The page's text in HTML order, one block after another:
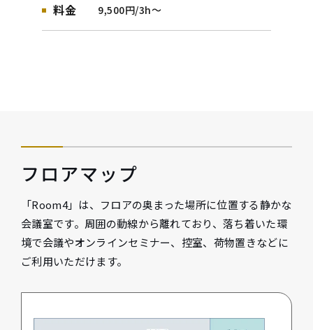
料金 9,500円/3h〜
フロアマップ
「Room4」は、フロアの奥まった場所に位置する静かな
会議室です。周囲の動線から離れており、落ち着いた環
境で会議やオンラインセミナー、控室、荷物置きなどに
ご利用いただけます。